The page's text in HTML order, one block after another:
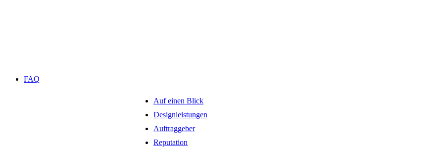
FAQ
Auf einen Blick
Designleistungen
Auftraggeber
Reputation